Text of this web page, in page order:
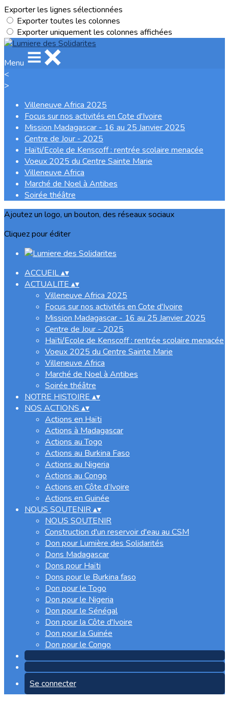
Exporter les lignes sélectionnées
Exporter toutes les colonnes
Exporter uniquement les colonnes affichées
Menu
<
>
Villeneuve Africa 2025
Focus sur nos activités en Cote d'Ivoire
Mission Madagascar - 16 au 25 Janvier 2025
Centre de Jour - 2025
Haïti/Ecole de Kenscoff : rentrée scolaire menacée
Voeux 2025 du Centre Sainte Marie
Villeneuve Africa
Marché de Noel à Antibes
Soirée théâtre
Ajoutez un logo, un bouton, des réseaux sociaux
Cliquez pour éditer
ACCUEIL▴▾
ACTUALITE ▴▾
Villeneuve Africa 2025
Focus sur nos activités en Cote d'Ivoire
Mission Madagascar - 16 au 25 Janvier 2025
Centre de Jour - 2025
Haïti/Ecole de Kenscoff : rentrée scolaire menacée
Voeux 2025 du Centre Sainte Marie
Villeneuve Africa
Marché de Noel à Antibes
Soirée théâtre
NOTRE HISTOIRE ▴▾
NOS ACTIONS ▴▾
Actions en Haïti
Actions à Madagascar
Actions au Togo
Actions au Burkina Faso
Actions au Nigeria
Actions au Congo
Actions en Côte d’Ivoire
Actions en Guinée
NOUS SOUTENIR▴▾
NOUS SOUTENIR
Construction d'un reservoir d'eau au CSM
Don pour Lumière des Solidarités
Dons Madagascar
Dons pour Haïti
Dons pour le Burkina faso
Don pour le Togo
Don pour le Nigeria
Don pour le Sénégal
Don pour la Côte d'Ivoire
Don pour la Guinée
Don pour le Congo
Se connecter